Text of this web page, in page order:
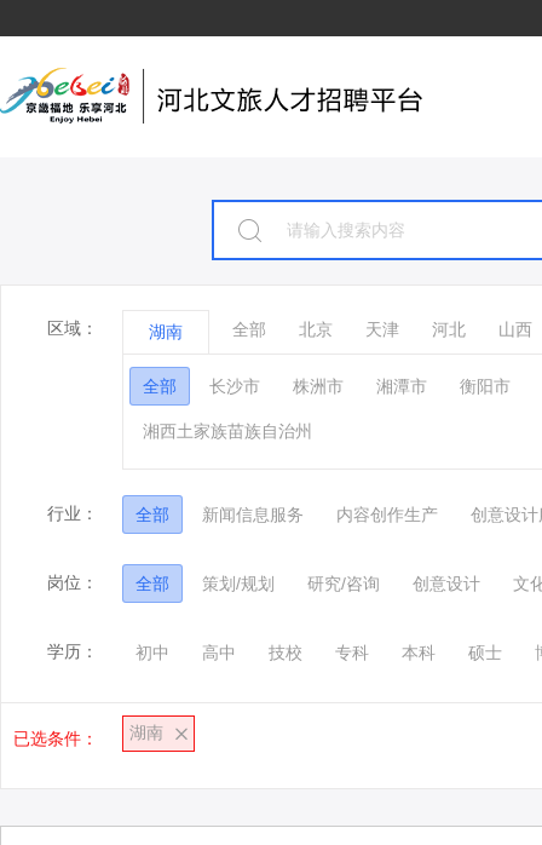
区域： 湖南 全部 北京 天津 河北 山西
全部 长沙市 株洲市 湘潭市 衡阳市
湘西土家族苗族自治州
行业： 全部 新闻信息服务 内容创作生产 创意设计
岗位： 全部 策划/规划 研究/咨询 创意设计 文
学历： 初中 高中 技校 专科 本科 硕士
已选条件： 湖南